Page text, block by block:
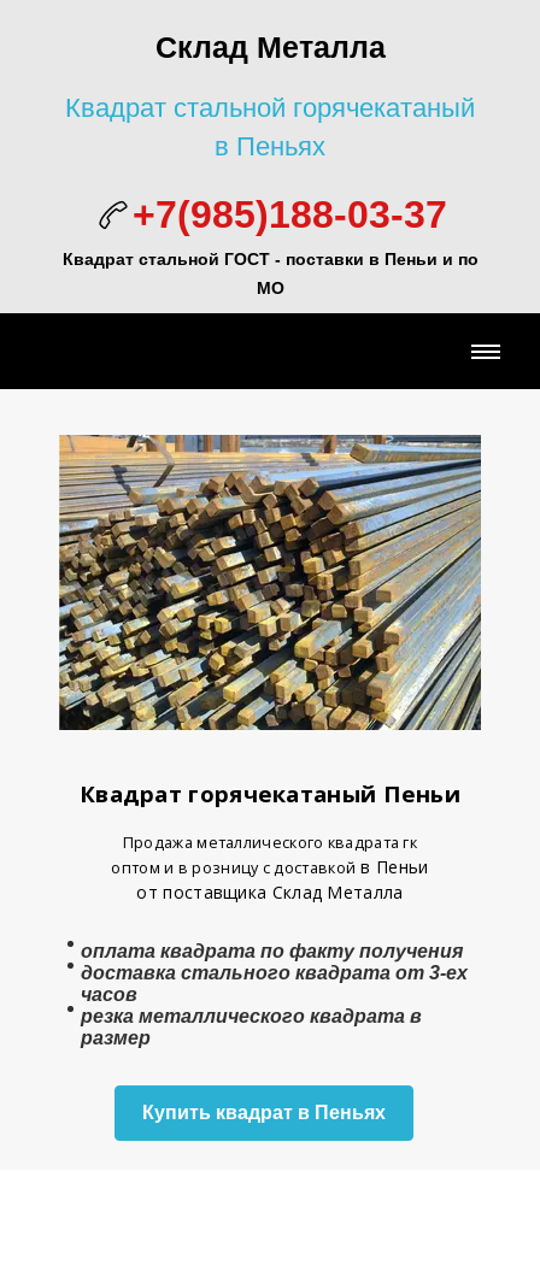
Склад Металла
Квадрат стальной горячекатаный
в Пеньях
+7(985)188-03-37
Квадрат стальной ГОСТ - поставки в Пеньи и по
МО
Квадрат горячекатаный Пеньи
Продажа металлического квадрата гк
оптом и в розницу с доставкой в Пеньи
от поставщика Склад Металла
оплата квадрата по факту получения
доставка стального квадрата от 3-ех
часов
резка металлического квадрата в
размер
Купить квадрат в Пеньях